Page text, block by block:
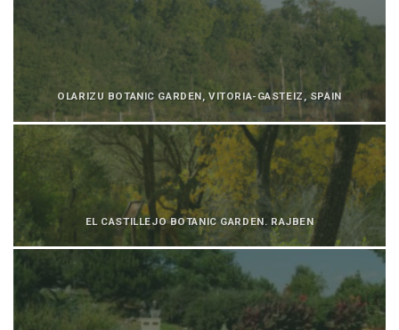
OLARIZU BOTANIC GARDEN, VITORIA-GASTEIZ, SPAIN
EL CASTILLEJO BOTANIC GARDEN. RAJBEN